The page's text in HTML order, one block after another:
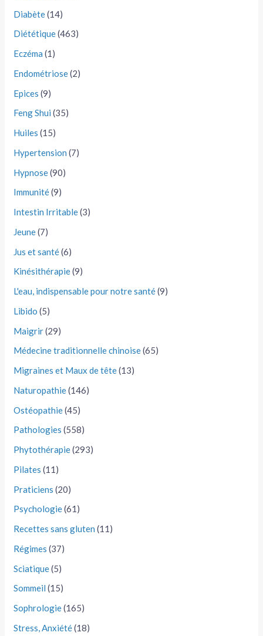
Diabète(14)
Diététique(463)
Eczéma (1)
Endométriose(2)
Epices (9)
Feng Shui (35)
Huiles (15)
Hypertension (7)
Hypnose(90)
Immunité(9)
Intestin Irritable(3)
Jeune(7)
Jus et santé(6)
Kinésithérapie(9)
L'eau, indispensable pour notre santé(9)
Libido (5)
Maigrir(29)
Médecine traditionnelle chinoise(65)
Migraines et Maux de tête(13)
Naturopathie(146)
Ostéopathie(45)
Pathologies (558)
Phytothérapie(293)
Pilates (11)
Praticiens (20)
Psychologie(61)
Recettes sans gluten (11)
Régimes (37)
Sciatique(5)
Sommeil (15)
Sophrologie(165)
Stress, Anxiété(18)